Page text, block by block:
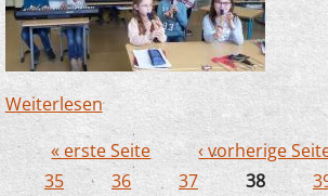
Weiterlesenüber JeKits:
der Anmeldung
Seiten
« erste Seite ‹ vorherige
35
36 37 38